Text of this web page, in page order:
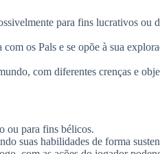
para fins lucrativos ou
os Pals e se opõe à sua
com diferentes crenças e
ou para fins bélicos.
suas habilidades de forma